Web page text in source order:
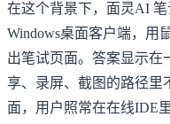
在这个背景下， 面灵AI
Windows桌面客户端，用
出笔试页面。答案显示在
享、录屏、截图的路径里
面，用户照常在在线IDE